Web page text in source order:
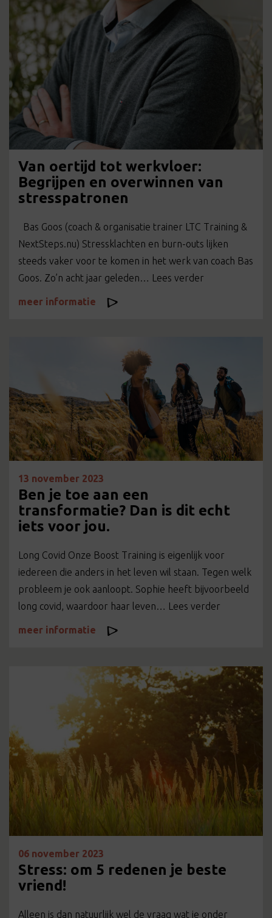
Van oertijd tot werkvloer:
Begrijpen en overwinnen van
stresspatronen
Bas Goos (coach & organisatie trainer LTC Training &
NextSteps.nu) Stressklachten en burn-outs lijken
steeds vaker voor te komen in het werk van coach Bas
Goos. Zo’n acht jaar geleden… Lees verder
meer informatie
13 november 2023
Ben je toe aan een
transformatie? Dan is dit echt
iets voor jou.
Long Covid Onze Boost Training is eigenlijk voor
iedereen die anders in het leven wil staan. Tegen welk
probleem je ook aanloopt. Sophie heeft bijvoorbeeld
long covid, waardoor haar leven… Lees verder
meer informatie
06 november 2023
Stress: om 5 redenen je beste
vriend!
Alleen is dan natuurlijk wel de vraag wat je onder